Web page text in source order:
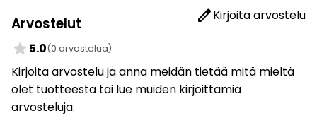
Arvostelut editKirjoita arvostelu
star 5.0(0 arvostelua)
Kirjoita arvostelu ja anna meidän tietää mitä mieltä
olet tuotteesta tai lue muiden kirjoittamia
arvosteluja.